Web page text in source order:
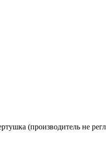
(производитель не